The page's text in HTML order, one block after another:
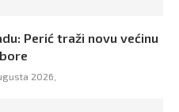
Perić traži novu većinu
2026,